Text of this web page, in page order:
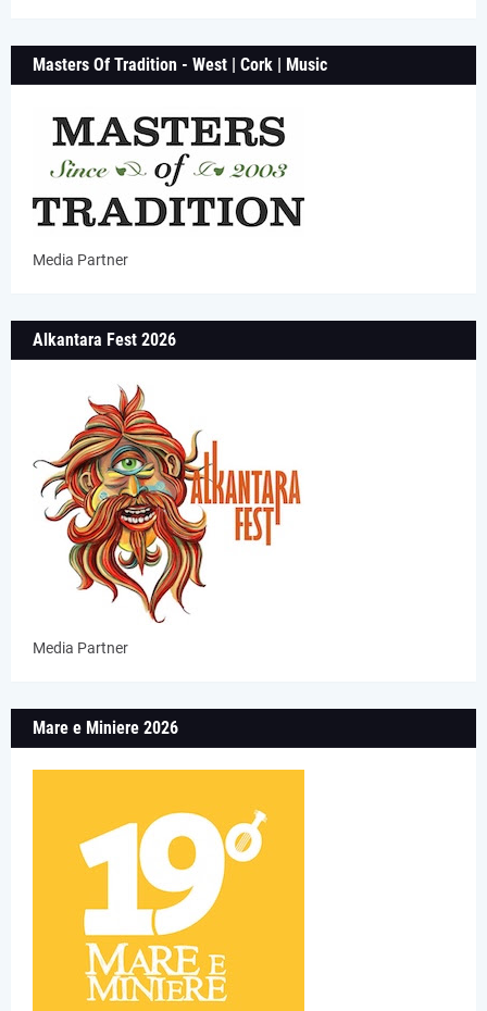
Masters Of Tradition - West | Cork | Music
Media Partner
Alkantara Fest 2026
Media Partner
Mare e Miniere 2026